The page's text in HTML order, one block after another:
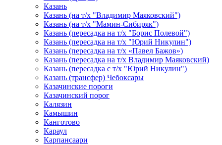
Казань
Казань (на т/х "Владимир Маяковский")
Казань (на т/х "Мамин-Сибиряк")
Казань (пересадка на т/х "Борис Полевой")
Казань (пересадка на т/х "Юрий Никулин")
Казань (пересадка на т/х «Павел Бажов»)
Казань (пересадка на т/х Владимир Маяковский)
Казань (пересадка с т/х "Юрий Никулин")
Казань (трансфер) Чебоксары
Казачинские пороги
Казачинский порог
Калязин
Камышин
Канготово
Караул
Карпансаари